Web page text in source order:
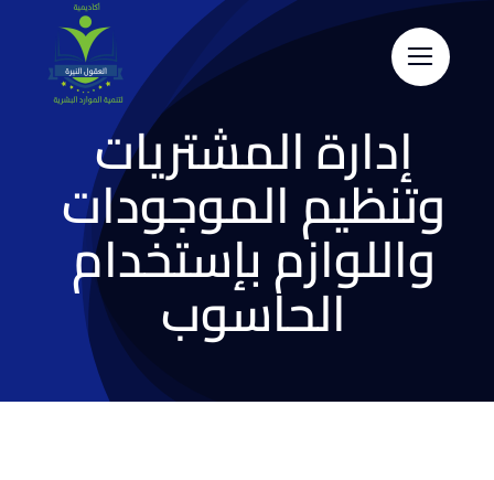
content
إدارة المشتريات
وتنظيم الموجودات
واللوازم بإستخدام
الحاسوب